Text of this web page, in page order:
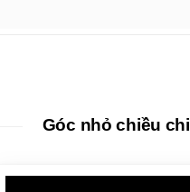
Góc nhỏ chiều chill